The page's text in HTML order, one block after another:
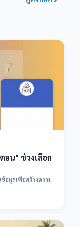
อน" ช่วงเลือก
อมูลเพื่อสร้างความ